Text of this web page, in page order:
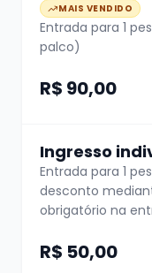
série Victor Sarro
Teremos
brinquedos
Chegue cedo
venha viver
espetáculo!
MAIS VENDIDO
Entrada para 1
palco)
R$ 90,00
Ingresso
Entrada para 1
desconto
obrigatório na
R$ 50,00